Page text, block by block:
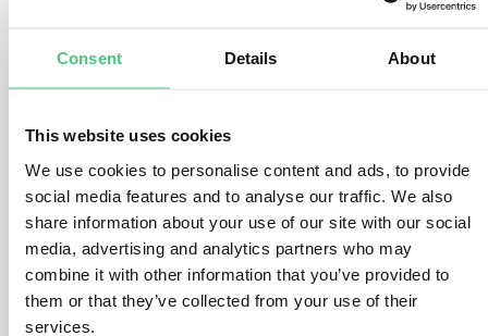
Consent Details About
This website uses cookies
We use cookies to personalise content and ads, to provide
social media features and to analyse our traffic. We also
share information about your use of our site with our social
media, advertising and analytics partners who may
combine it with other information that you’ve provided to
them or that they’ve collected from your use of their
services.
Wasser- und Meeresressourcen (E3),
Diese Standards bieten Einblicke in die tatsächlichen oder
potenziellen Auswirkungen, die sich aus der Ressourcennutzung,
der Verteilung und den kommerziellen Aktivitäten eines
Alle fünf Offenlegungsanforderungen der Umweltnorm werden
durch die vier im ESRS 2 definierten Berichtsbereiche (Governance,
Strategie, Auswirkungen, Risiko- und Chancenmanagement sowie
Kennzahlen und Ziele) beschrieben.